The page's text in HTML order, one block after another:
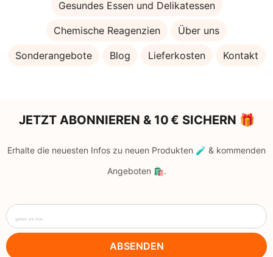
Gesundes Essen und Delikatessen
Chemische Reagenzien Über uns
Sonderangebote Blog Lieferkosten Kontakt
JETZT ABONNIEREN & 10 € SICHERN 🎁
Erhalte die neuesten Infos zu neuen Produkten 🧪 & kommenden
Angeboten 🛍️.
geben sie ihre
ABSENDEN